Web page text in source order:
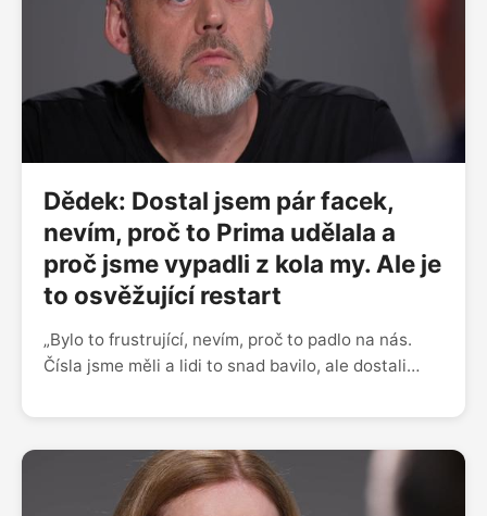
zatímco srkáním slazeného nápoje dopujeme
bakterie konstantně cukrem,“ říká zubařka Hedvika
Kaplánová, která na sociálních sítích šíří osvětu o
stomatologii. „Náš obor je opředený řadou mýtů.
Jsme vnímáni jako padouši, co si věci vymýšlí.
Hodně z mých kolegů s tím má psychicky problém,
reálně je to jedna z věcí, která je nutí zvažovat
změnu oboru,“ dodává.
Dědek: Dostal jsem pár facek,
nevím, proč to Prima udělala a
proč jsme vypadli z kola my. Ale je
to osvěžující restart
„Bylo to frustrující, nevím, proč to padlo na nás.
Čísla jsme měli a lidi to snad bavilo, ale dostali
nepočítá,” popisuje moderátor Honza Dědek, proč
Televizi Seznam. „Chvilku mi samozřejmě jela v
hlavě kalkulačka – hypotéka, dcera a žena na